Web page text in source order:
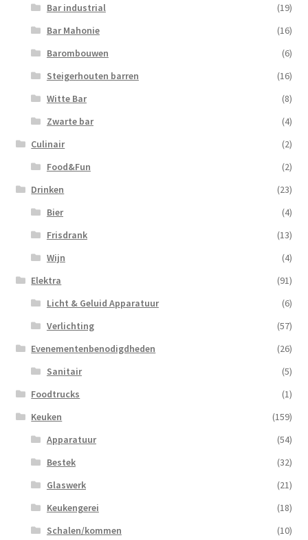
Bar industrial
(19)
Bar Mahonie
(16)
Barombouwen
(6)
Steigerhouten barren
(16)
Witte Bar
(8)
Zwarte bar
(4)
Culinair
(2)
Food&Fun
(2)
Drinken
(23)
Bier
(4)
Frisdrank
(13)
Wijn
(4)
Elektra
(91)
Licht & Geluid Apparatuur
(6)
Verlichting
(57)
Evenementenbenodigdheden
(26)
Sanitair
(5)
Foodtrucks
(1)
Keuken
(159)
Apparatuur
(54)
Bestek
(32)
Glaswerk
(21)
Keukengerei
(18)
Schalen/kommen
(10)